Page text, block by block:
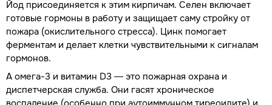
Йод присоединяется к этим кирпичам. Селен включает
готовые гормоны в работу и защищает саму стройку от
пожара (окислительного стресса). Цинк помогает
ферментам и делает клетки чувствительными к сигналам
гормонов.
А омега-3 и витамин D3 — это пожарная охрана и
диспетчерская служба. Они гасят хроническое